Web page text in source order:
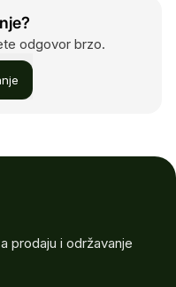
odgovor brzo.
prodaju i održavanje